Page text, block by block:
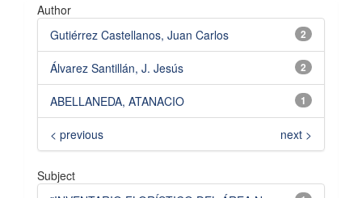
Author
2
Gutiérrez Castellanos, Juan Carlos
2
Álvarez Santillán, J. Jesús
1
ABELLANEDA, ATANACIO
< previous next >
Subject